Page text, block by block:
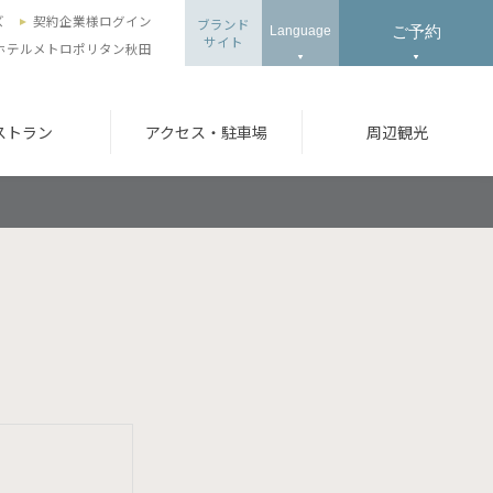
トラン アクセス・駐車場 周辺観光
契約企業様ログイン
テルメトロポリタン秋田
ブランド
サイト
Language ご予約